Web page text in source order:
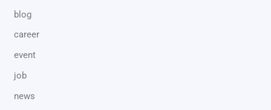
blog
career
event
job
news